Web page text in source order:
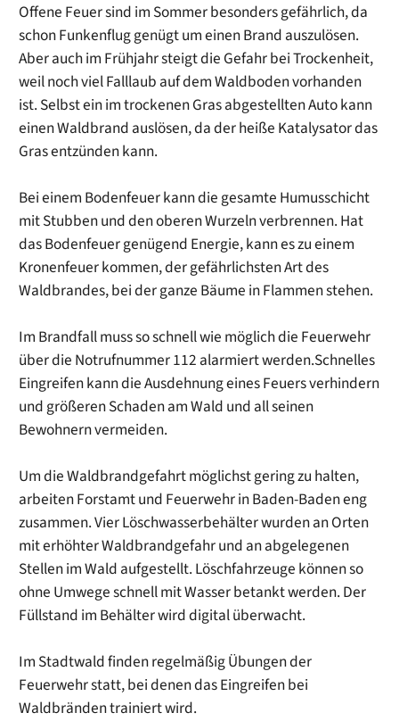
Offene Feuer sind im Sommer besonders gefährlich, da
schon Funkenflug genügt um einen Brand auszulösen.
Aber auch im Frühjahr steigt die Gefahr bei Trockenheit,
weil noch viel Falllaub auf dem Waldboden vorhanden
ist. Selbst ein im trockenen Gras abgestellten Auto kann
einen Waldbrand auslösen, da der heiße Katalysator das
Gras entzünden kann.
Bei einem Bodenfeuer kann die gesamte Humusschicht
mit Stubben und den oberen Wurzeln verbrennen. Hat
das Bodenfeuer genügend Energie, kann es zu einem
Kronenfeuer kommen, der gefährlichsten Art des
Waldbrandes, bei der ganze Bäume in Flammen stehen.
Im Brandfall muss so schnell wie möglich die Feuerwehr
über die Notrufnummer 112 alarmiert werden.Schnelles
Eingreifen kann die Ausdehnung eines Feuers verhindern
und größeren Schaden am Wald und all seinen
Bewohnern vermeiden.
Um die Waldbrandgefahrt möglichst gering zu halten,
arbeiten Forstamt und Feuerwehr in Baden-Baden eng
zusammen. Vier Löschwasserbehälter wurden an Orten
mit erhöhter Waldbrandgefahr und an abgelegenen
Stellen im Wald aufgestellt. Löschfahrzeuge können so
ohne Umwege schnell mit Wasser betankt werden. Der
Füllstand im Behälter wird digital überwacht.
Im Stadtwald finden regelmäßig Übungen der
Feuerwehr statt, bei denen das Eingreifen bei
Waldbränden trainiert wird.